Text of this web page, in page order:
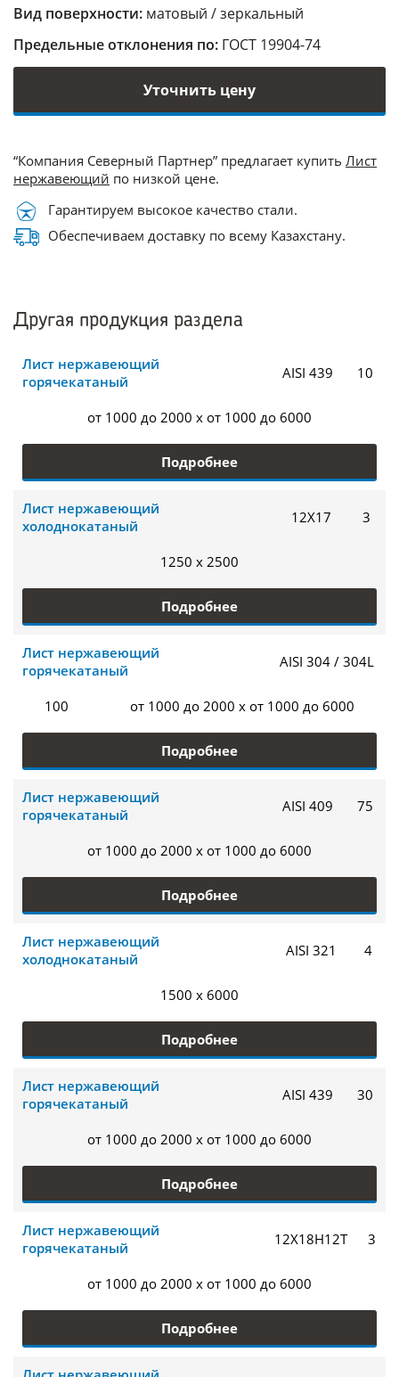
Вид поверхности: матовый / зеркальный
Предельные отклонения по: ГОСТ 19904-74
Уточнить цену
“Компания Северный Партнер” предлагает купить Лист
нержавеющий по низкой цене.
Гарантируем высокое качество стали.
Обеспечиваем доставку по всему Казахстану.
Другая продукция раздела
Лист нержавеющий
горячекатаный
AISI 439 10
от 1000 до 2000 x от 1000 до 6000
Подробнее
Лист нержавеющий
холоднокатаный
12Х17 3
1250 x 2500
Подробнее
Лист нержавеющий
горячекатаный
AISI 304 / 304L
100 от 1000 до 2000 x от 1000 до 6000
Подробнее
Лист нержавеющий
горячекатаный
AISI 409 75
от 1000 до 2000 x от 1000 до 6000
Подробнее
Лист нержавеющий
холоднокатаный
AISI 321 4
1500 x 6000
Подробнее
Лист нержавеющий
горячекатаный
AISI 439 30
от 1000 до 2000 x от 1000 до 6000
Подробнее
Лист нержавеющий
горячекатаный
12Х18Н12Т 3
от 1000 до 2000 x от 1000 до 6000
Подробнее